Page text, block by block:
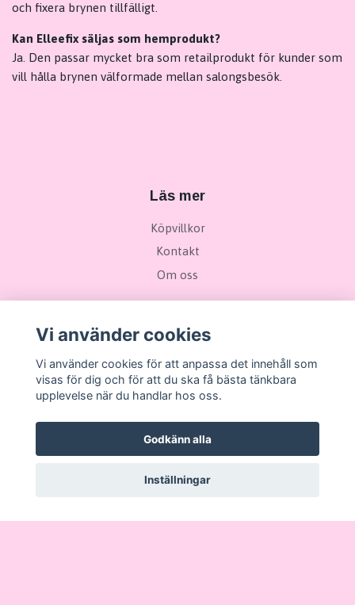
och fixera brynen tillfälligt.
Kan Elleefix säljas som hemprodukt?
Ja. Den passar mycket bra som retailprodukt för kunder som
vill hålla brynen välformade mellan salongsbesök.
Läs mer
Köpvillkor
Kontakt
Om oss
Sociala medier
Prenumerera på vårt nyhetsbrev
Vi använder cookies
Vi använder cookies för att anpassa det innehåll som
visas för dig och för att du ska få bästa tänkbara
upplevelse när du handlar hos oss.
Godkänn alla
Inställningar